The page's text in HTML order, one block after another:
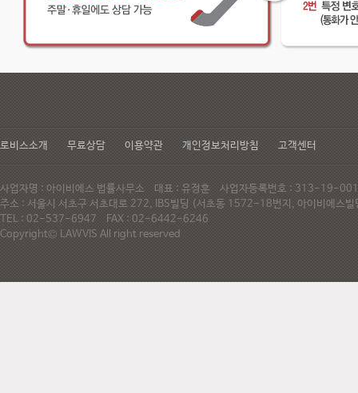
로비스소개 무료상담 이용약관 개인정보처리방침 고객센터
사업자명 : 아이비에스 법률사무소 대표 : 유정훈 사업자등록번호 : 313-19-
주소 : 서울시 서초구 서초대로 272, IBS빌딩 (서초동 1572-18번지, 아이비에스
TEL : 02-537-6947 FAX : 02-6442-6246
Copyright© LAWVIS All right reserved